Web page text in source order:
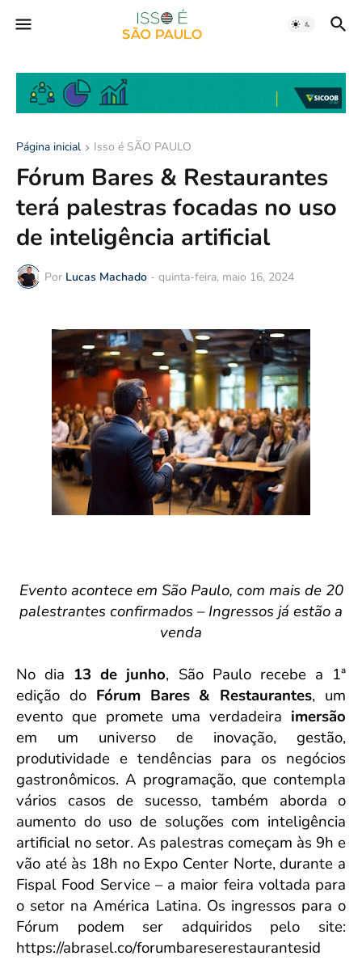
Página inicial Isso é SÃO PAULO
Fórum Bares & Restaurantes
terá palestras focadas no uso
de inteligência artificial
Por Lucas Machado - quinta-feira, maio 16, 2024
Evento acontece em São Paulo, com mais de 20
palestrantes confirmados – Ingressos já estão a
venda
No dia 13 de junho, São Paulo recebe a 1ª
edição do Fórum Bares & Restaurantes, um
evento que promete uma verdadeira imersão
em um universo de inovação, gestão,
produtividade e tendências para os negócios
gastronômicos. A programação, que contempla
vários casos de sucesso, também aborda o
aumento do uso de soluções com inteligência
artificial no setor. As palestras começam às 9h e
vão até às 18h no Expo Center Norte, durante a
Fispal Food Service – a maior feira voltada para
o setor na América Latina. Os ingressos para o
Fórum podem ser adquiridos pelo site:
https://abrasel.co/forumbareserestaurantesid